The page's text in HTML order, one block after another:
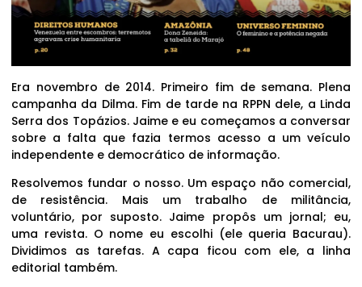
Era novembro de 2014. Primeiro fim de semana. Plena
campanha da Dilma. Fim de tarde na RPPN dele, a Linda
Serra dos Topázios. Jaime e eu começamos a conversar
sobre a falta que fazia termos acesso a um veículo
independente e democrático de informação.
Resolvemos fundar o nosso. Um espaço não comercial,
de resistência. Mais um trabalho de militância,
voluntário, por suposto. Jaime propôs um jornal; eu,
uma revista. O nome eu escolhi (ele queria Bacurau).
Dividimos as tarefas. A capa ficou com ele, a linha
editorial também.